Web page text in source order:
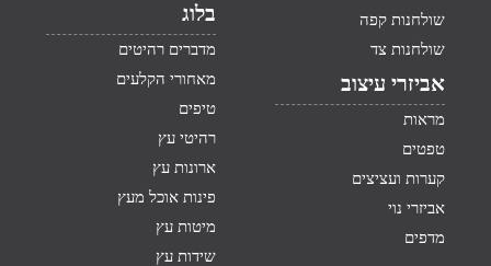
שולחנות קפה
שולחנות צד
אביזרי עיצוב
מראות
טפטים
קערות ועציצים
אביזרי נוי
מדפים
בלוג
מדברים רהיטים
מאחורי הקלעים
טיפים
רהיטי עץ
ארונות עץ
פינות אוכל מעץ
מיטות עץ
שידות עץ